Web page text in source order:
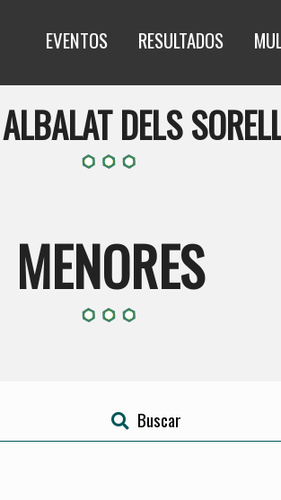
EVENTOS RESULTADOS
DELS
MENORES
Buscar